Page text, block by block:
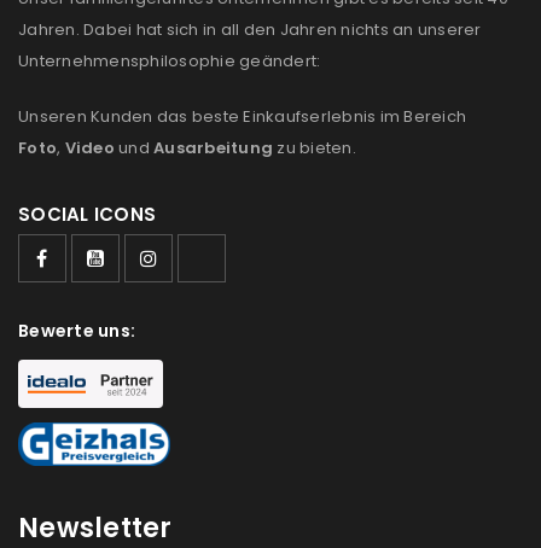
Jahren. Dabei hat sich in all den Jahren nichts an unserer
Unternehmensphilosophie geändert:
Unseren Kunden das beste Einkaufserlebnis im Bereich
Foto, Video und Ausarbeitung zu bieten.
SOCIAL ICONS
Bewerte uns:
Newsletter